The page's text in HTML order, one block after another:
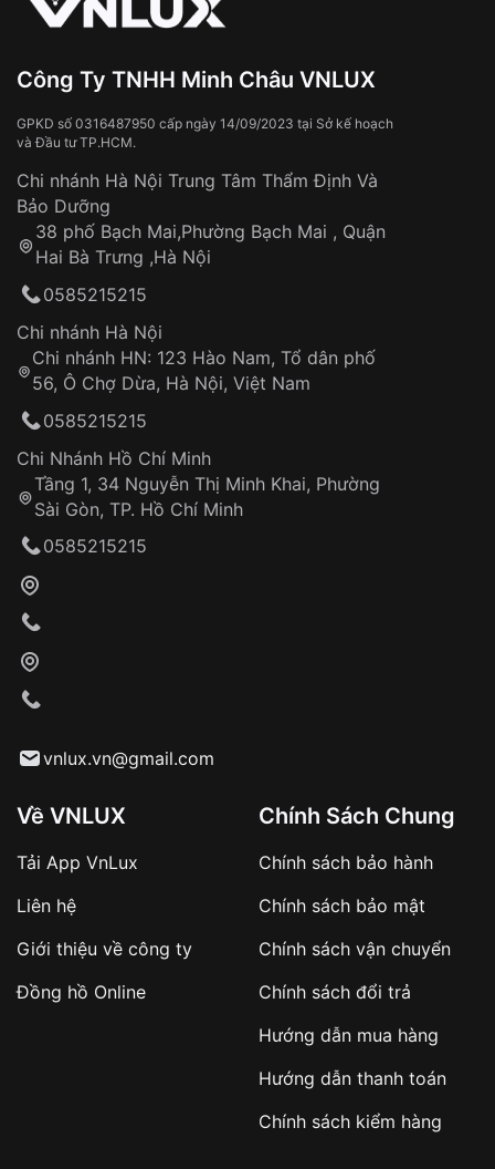
Công Ty TNHH Minh Châu VNLUX
GPKD số 0316487950 cấp ngày 14/09/2023 tại Sở kế hoạch
và Đầu tư TP.HCM.
Chi nhánh Hà Nội Trung Tâm Thẩm Định Và
Bảo Dưỡng
38 phố Bạch Mai,Phường Bạch Mai , Quận
Hai Bà Trưng ,Hà Nội
0585215215
Chi nhánh Hà Nội
Chi nhánh HN: 123 Hào Nam, Tổ dân phố
56, Ô Chợ Dừa, Hà Nội, Việt Nam
0585215215
Chi Nhánh Hồ Chí Minh
Tầng 1, 34 Nguyễn Thị Minh Khai, Phường
Sài Gòn, TP. Hồ Chí Minh
0585215215
vnlux.vn@gmail.com
Về VNLUX
Tải App VnLux
Liên hệ
Giới thiệu về công ty
Đồng hồ Online
Chính Sách Chung
Chính sách bảo hành
Chính sách bảo mật
Chính sách vận chuyển
Chính sách đổi trả
Hướng dẫn mua hàng
Hướng dẫn thanh toán
Chính sách kiểm hàng